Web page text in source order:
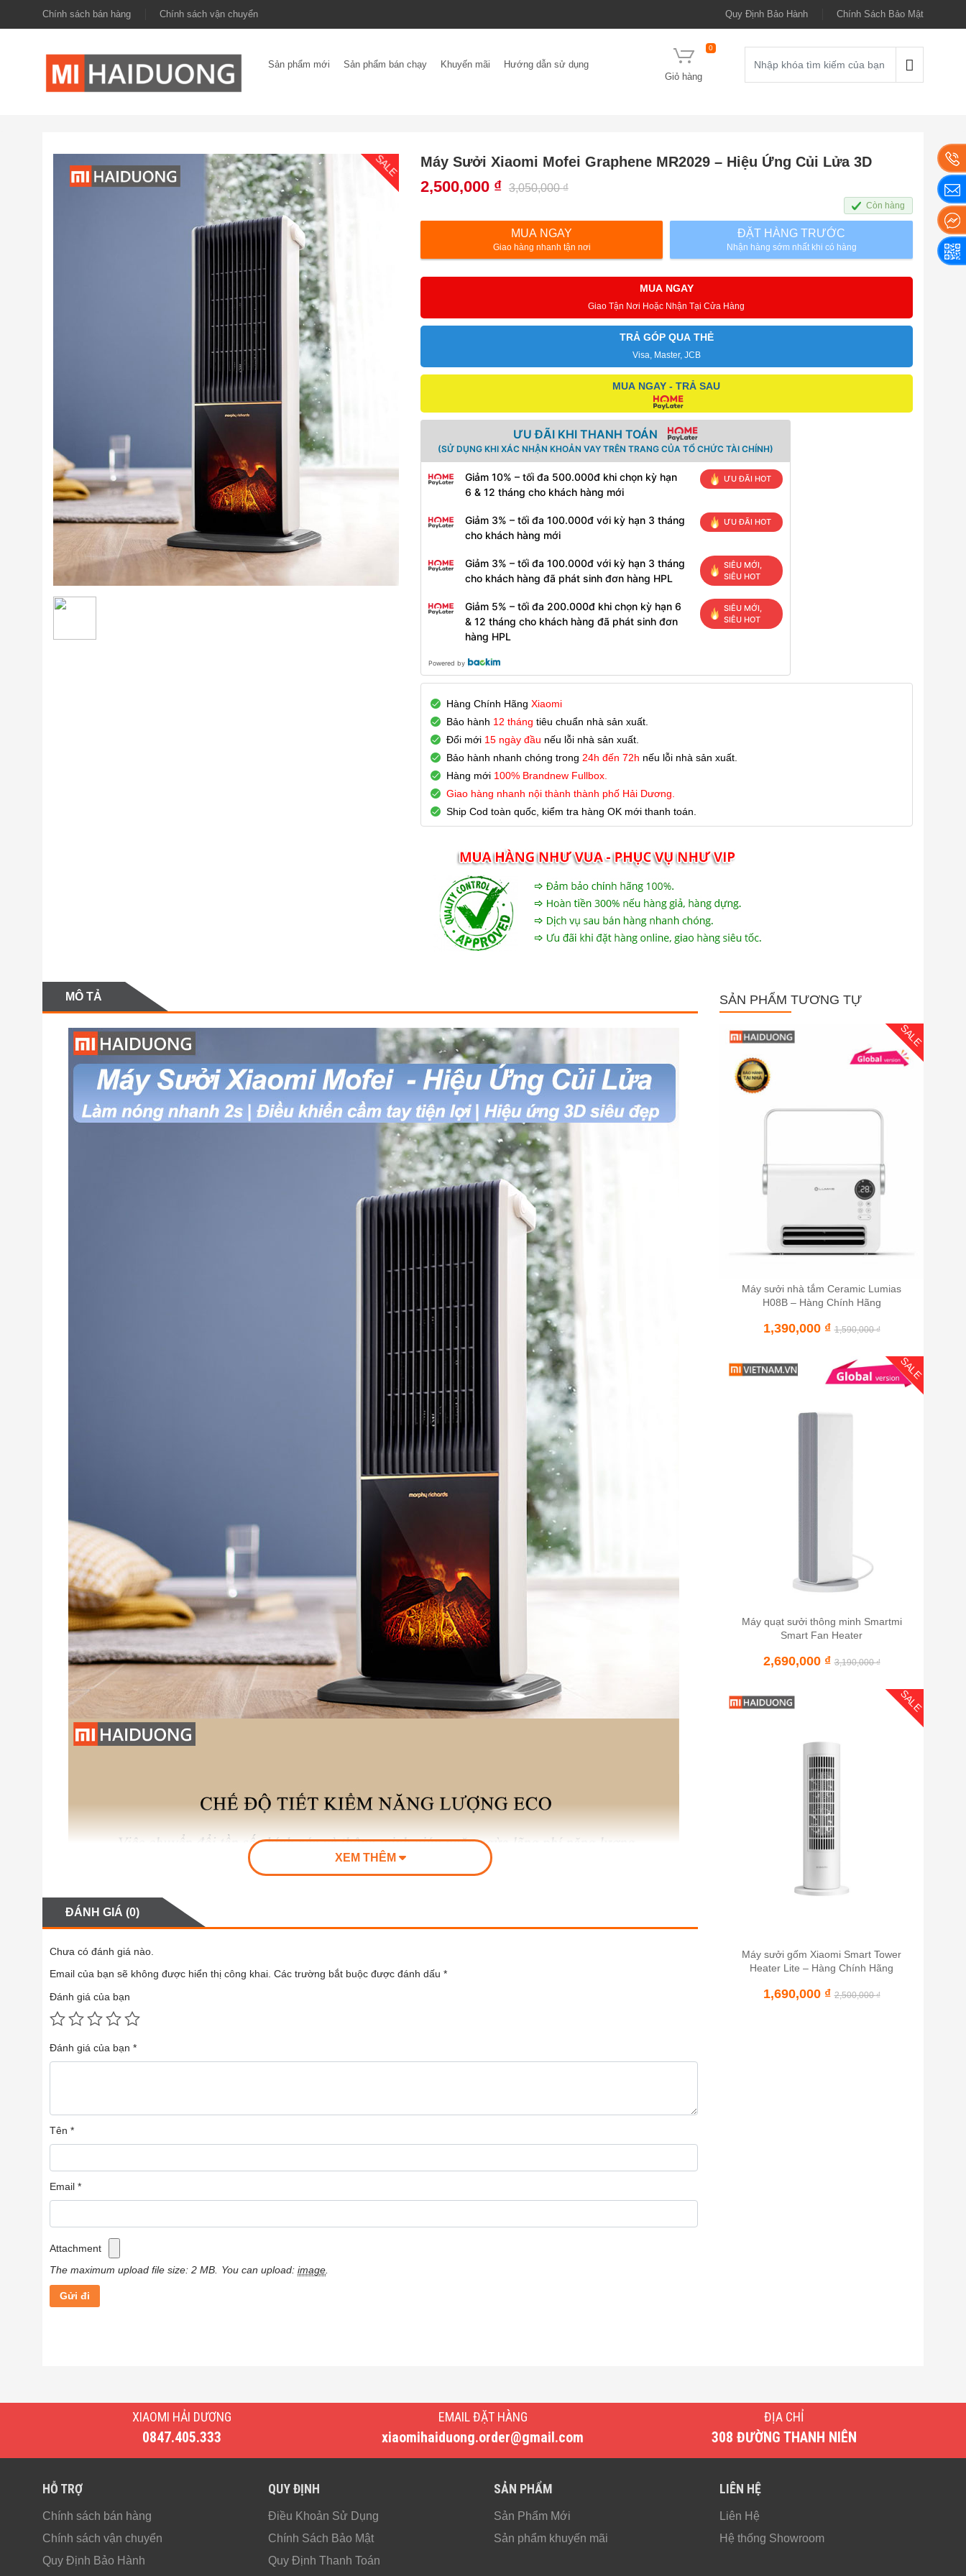
Chính sách bán hàng Chính sách vận chuyển Quy Định Bảo Hành Chính Sách Bảo Mật
Sản phẩm mới Sản phẩm bán chạy Khuyến mãi
Hướng dẫn sử dụng
Giỏ hàng
0
SALE Máy Sưởi Xiaomi Mofei Graphene MR2029 – Hiệu Ứng Củi Lửa 3D
2,500,000 ₫ 3,050,000₫
Còn hàng
MUA NGAY
Giao hàng nhanh tận nơi
ĐẶT HÀNG TRƯỚC
Nhận hàng sớm nhất khi có hàng
MUA NGAY
Giao Tận Nơi Hoặc Nhận Tại Cửa Hàng
TRẢ GÓP QUA THẺ
Visa, Master, JCB
MUA NGAY - TRẢ SAU
ƯU ĐÃI KHI THANH TOÁN
(SỬ DỤNG KHI XÁC NHẬN KHOẢN VAY TRÊN TRANG CỦA TỔ CHỨC TÀI CHÍNH)
Giảm 10% – tối đa 500.000đ khi chọn kỳ hạn
6 & 12 tháng cho khách hàng mới
ƯU ĐÃI HOT
Giảm 3% – tối đa 100.000đ với kỳ hạn 3 tháng
cho khách hàng mới
ƯU ĐÃI HOT
Giảm 3% – tối đa 100.000đ với kỳ hạn 3 tháng
cho khách hàng đã phát sinh đơn hàng HPL
SIÊU MỚI,
SIÊU HOT
Giảm 5% – tối đa 200.000đ khi chọn kỳ hạn 6
& 12 tháng cho khách hàng đã phát sinh đơn
hàng HPL
SIÊU MỚI,
SIÊU HOT
Powered by
Hàng Chính Hãng Xiaomi
Bảo hành 12 tháng tiêu chuẩn nhà sản xuất.
Đổi mới 15 ngày đầu nếu lỗi nhà sản xuất.
Bảo hành nhanh chóng trong 24h đến 72h nếu lỗi nhà sản xuất.
Hàng mới 100% Brandnew Fullbox.
Giao hàng nhanh nội thành thành phố Hải Dương.
Ship Cod toàn quốc, kiểm tra hàng OK mới thanh toán.
MÔ TẢ
XEM THÊM
ĐÁNH GIÁ (0)
Chưa có đánh giá nào.
Email của bạn sẽ không được hiển thị công khai. Các trường bắt buộc được đánh dấu *
Đánh giá của bạn
Đánh giá của bạn *
Tên *
Email *
Attachment
The maximum upload file size: 2 MB.
You can upload: image
SẢN PHẨM TƯƠNG TỰ
SALE
Máy sưởi nhà tắm Ceramic Lumias
H08B – Hàng Chính Hãng
1,390,000 ₫ 1,590,000₫
SALE
Máy quạt sưởi thông minh Smartmi
Smart Fan Heater
2,690,000 ₫ 3,190,000₫
SALE
Máy sưởi gốm Xiaomi Smart Tower
Heater Lite – Hàng Chính Hãng
1,690,000 ₫ 2,500,000₫
XIAOMI HẢI DƯƠNG
0847.405.333
EMAIL ĐẶT HÀNG
xiaomihaiduong.order@gmail.com
ĐỊA CHỈ
308 ĐƯỜNG THANH NIÊN
HỖ TRỢ
Chính sách bán hàng
Chính sách vận chuyển
Quy Định Bảo Hành
QUY ĐỊNH
Điều Khoản Sử Dụng
Chính Sách Bảo Mật
Quy Định Thanh Toán
SẢN PHẨM
Sản Phẩm Mới
Sản phẩm khuyến mãi
LIÊN HỆ
Liên Hệ
Hệ thống Showroom